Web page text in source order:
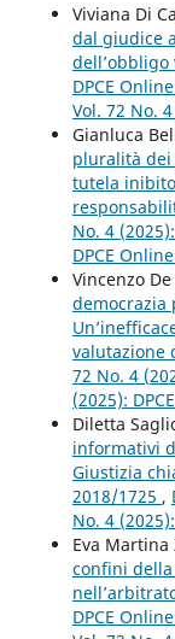
Viviana Di
dal giudice
dell’obbligo
DPCE
Vol. 72 No.
Gianluca
pluralità
tutela
No. 4
DPCE
Vincenzo De
democrazia
valutazione
72 No. 4
(2025):
Diletta
informativi
Giustizia
2018/1725 ,
No. 4
Eva Martina
confini
DPCE